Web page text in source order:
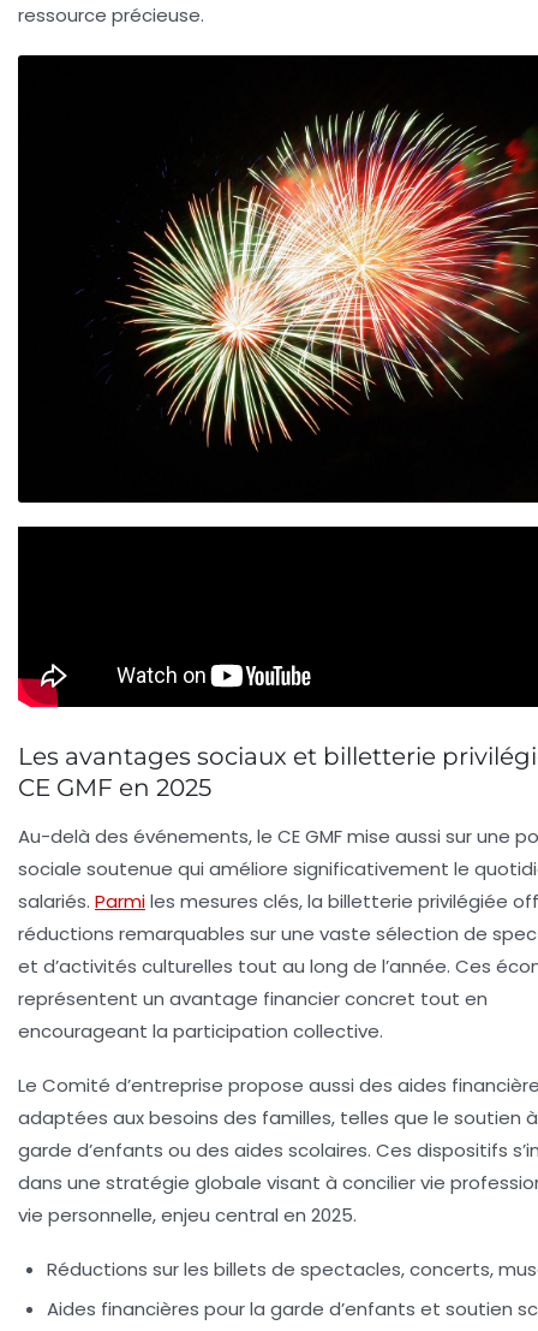
ressource précieuse.
Les avantages sociaux et billetterie
CE GMF en 2025
Au-delà des événements, le CE GMF mise aussi sur une
sociale soutenue qui améliore significativement le
salariés. Parmiles mesures clés, la billetterie privilégiée
réductions remarquables sur une vaste sélection de
et d’activités culturelles tout au long de l’année. Ces
représentent un avantage financier concret tout en
encourageant la participation collective.
Le Comité d’entreprise propose aussi des aides
adaptées aux besoins des familles, telles que le soutien
garde d’enfants ou des aides scolaires. Ces dispositifs
dans une stratégie globale visant à concilier vie
vie personnelle, enjeu central en 2025.
Réductions sur les billets de spectacles, concerts,
Aides financières pour la garde d’enfants et soutien